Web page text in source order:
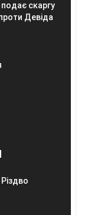
скаргу
Девіда